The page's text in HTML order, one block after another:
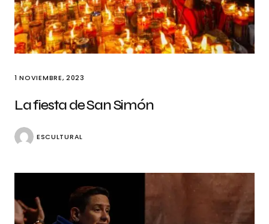
1 NOVIEMBRE, 2023
La fiesta de San Simón
ESCULTURAL